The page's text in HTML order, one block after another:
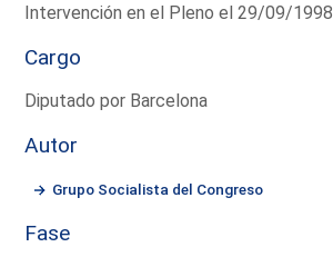
Intervención en el Pleno el 29/09/1998
Cargo
Diputado por Barcelona
Autor
Grupo Socialista del Congreso
Fase